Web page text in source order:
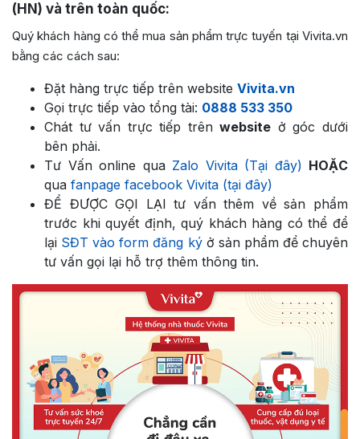
(HN) và trên toàn quốc:
Quý khách hàng có thể mua sản phẩm trực tuyến tại Vivita.vn
bằng các cách sau:
Đặt hàng trực tiếp trên website Vivita.vn
Gọi trực tiếp vào tổng tài: 0888 533 350
Chát tư vấn trực tiếp trênwebsite ở góc dưới
bên phải.
Tư Vấn online quaZalo Vivita (Tại đây) HOẶC
qua fanpage facebook Vivita (tại đây)
ĐỂ ĐƯỢC GỌI LẠI tư vấn thêm về sản phẩm
trước khi quyết định, quý khách hàng có thể để
lại SĐT vào form đăng kýở sản phẩm để chuyên
tư vấn gọi lại hỗ trợ thêm thông tin.